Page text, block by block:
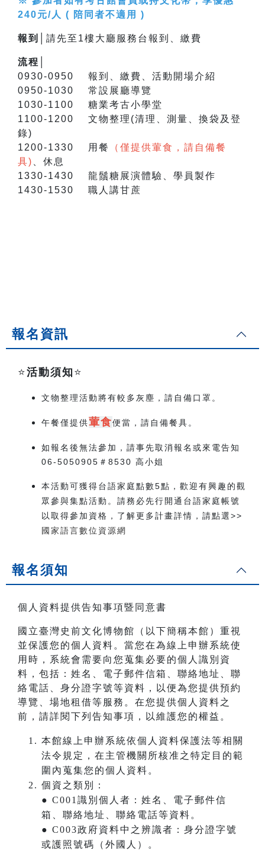
240元/人 ( 陪同者不適用 )
報到│ 請先至1樓大廳服務台報到、繳費
流程│
0930-0950 報到、繳費、活動開場介紹
0950-1030 常設展廳導覽
1030-1100 糖業考古小學堂
1100-1200 文物整理(清理、測量、換袋及登
錄)
1200-1330 用餐
（僅提供葷食，請自備餐
具)
、休息
1330-1430 龍鬚糖展演體驗、學員製作
1430-1530 職人講甘蔗
報名資訊
⭐️活動須知 ⭐️
文物整理活動將有較多灰塵，請自備口罩。
午餐僅提供葷食便當，請自備餐具。
如報名後無法參加，請事先取消報名或來電告知
06-5050905＃8530 高小姐
本活動可獲得台語家庭點數5點，歡迎有興趣的觀
眾參與集點活動。請務必先行開通台語家庭帳號
以取得參加資格，了解更多計畫詳情，請點選>>
國家語言數位資源網
報名須知
個人資料提供告知事項暨同意書
國立臺灣史前文化博物館（以下簡稱本館）重視
並保護您的個人資料。當您在為線上申辦系統使
用時，系統會需要向您蒐集必要的個人識別資
料，包括：姓名、電子郵件信箱、聯絡地址、聯
絡電話、身分證字號等資料，以便為您提供預約
導覽、場地租借等服務。在您提供個人資料之
前，請詳閱下列告知事項，以維護您的權益。
本館線上申辦系統依個人資料保護法等相關
法令規定，在主管機關所核准之特定目的範
圍內蒐集您的個人資料。
個資之類別：
● C001識別個人者：姓名、電子郵件信
箱、聯絡地址、聯絡電話等資料。
● C003政府資料中之辨識者：身分證字號
或護照號碼（外國人）。